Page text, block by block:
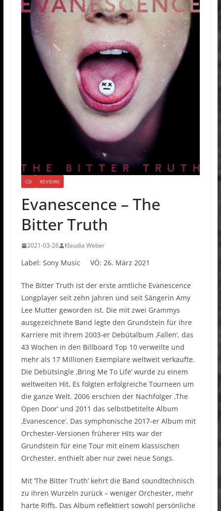
CD REVIEWS
Evanescence – The
Bitter Truth
2021-03-26 Klaudia Weber
Label: Sony Music VÖ: 26. März 2021
The Bitter Truth ist der erste amtliche Evanescence
Longplayer seit zehn Jahren und seit Sängerin Amy
Lee Mutter geworden ist. Die mit zwei Grammys
ausgezeichnete Band legte den Grundstein für ihre
Karriere mit ihrem 2003-er Debütalbum ‚Fallen‘, das
43 Wochen in den Billboard Top 10 verweilte und
mehr als 17 Millionen Exemplare weltweit verkaufte.
Die Debütsingle ‚Bring Me To Life‘ wurde zu einem
weltweiten Hit. Es folgten erfolgreiche Tourneen um
die ganze Welt. 2006 erschien der Nachfolger ‚The
Open Door‘ und 2011 das selbstbetitelte Album
‚Evanescence‘. Das symphonische 2017-er Album mit
Orchester-Versionen früherer Hits war der
Grundstein für eine Tour mit einem klassischen
Orchester, enthielt aber nur zwei neue Songs.
Mit ‘The Bitter Truth’ kehrt die Band soundtechnisch
zu ihren Wurzeln zurück – weniger Orchester, mehr
harte Riffs. Das Album reflektiert sowohl persönliche